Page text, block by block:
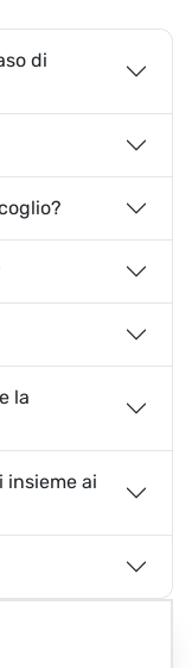
di
la
insieme ai